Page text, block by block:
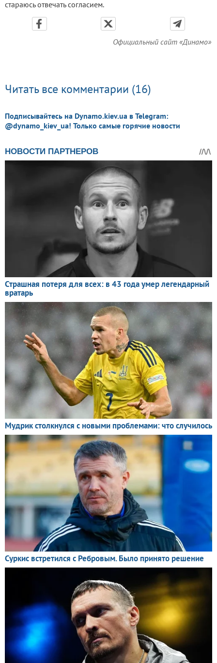
стараюсь отвечать согласием.
Официальный сайт «Динамо»
Читать все комментарии (16)
Подписывайтесь на Dynamo.kiev.ua в Telegram:
@dynamo_kiev_ua! Только самые горячие новости